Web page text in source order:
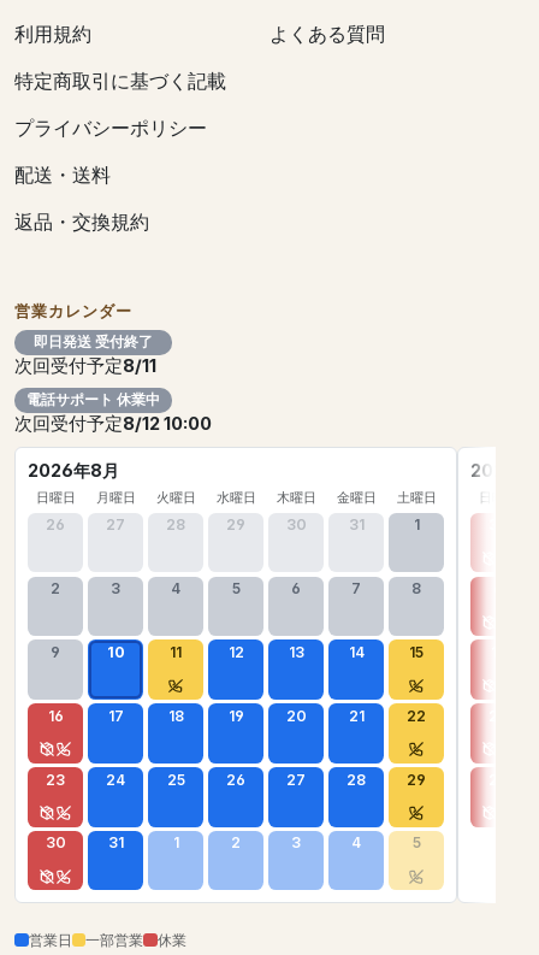
利用規約
特定商取引に基づく記載
プライバシーポリシー
配送・送料
返品・交換規約
よくある質問
営業カレンダー
即日発送 受付終了
次回受付予定8/11
電話サポート 休業中
次回受付予定8/12 10:00
2026年8月
日曜日 月曜日 火曜日 水曜日 木曜日 金曜日 土曜日
26 27 28 29 30 31 1
2 3 4 5 6 7 8
9 10 11 12 13 14 15
16 17 18 19 20 21 22
23 24 25 26 27 28 29
30 31 1 2 3 4 5
2026年
日曜日
営業日 一部営業 休業